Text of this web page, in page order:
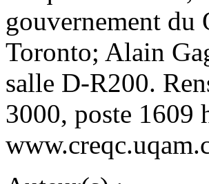
gouvernement du
Toronto; Alain
salle D-R200.
3000, poste 1609